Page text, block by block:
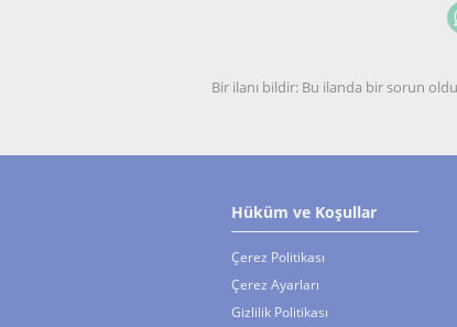
Bir ilanı bildir: Bu ilanda bir sorun
Hüküm ve Koşullar
Çerez Politikası
Çerez Ayarları
Gizlilik Politikası